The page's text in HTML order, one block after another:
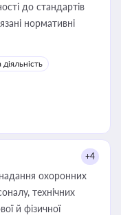
до стандартів
нормативні
+4
охоронних
технічних
й фізичної